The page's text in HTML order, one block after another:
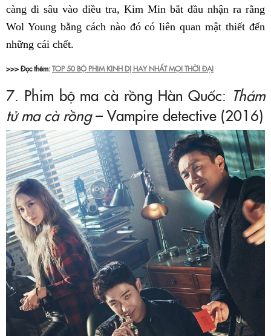
càng đi sâu vào điều tra, Kim Min bắt đầu nhận ra rằng
Wol Young bằng cách nào đó có liên quan mật thiết đến
những cái chết.
>>> Đọc thêm:TOP 50 BỘ PHIM KINH DỊ HAY NHẤT MỌI THỜI ĐẠI
7. Phim bộ ma cà rồng Hàn Quốc: Thám
tử ma cà rồng– Vampire detective (2016)